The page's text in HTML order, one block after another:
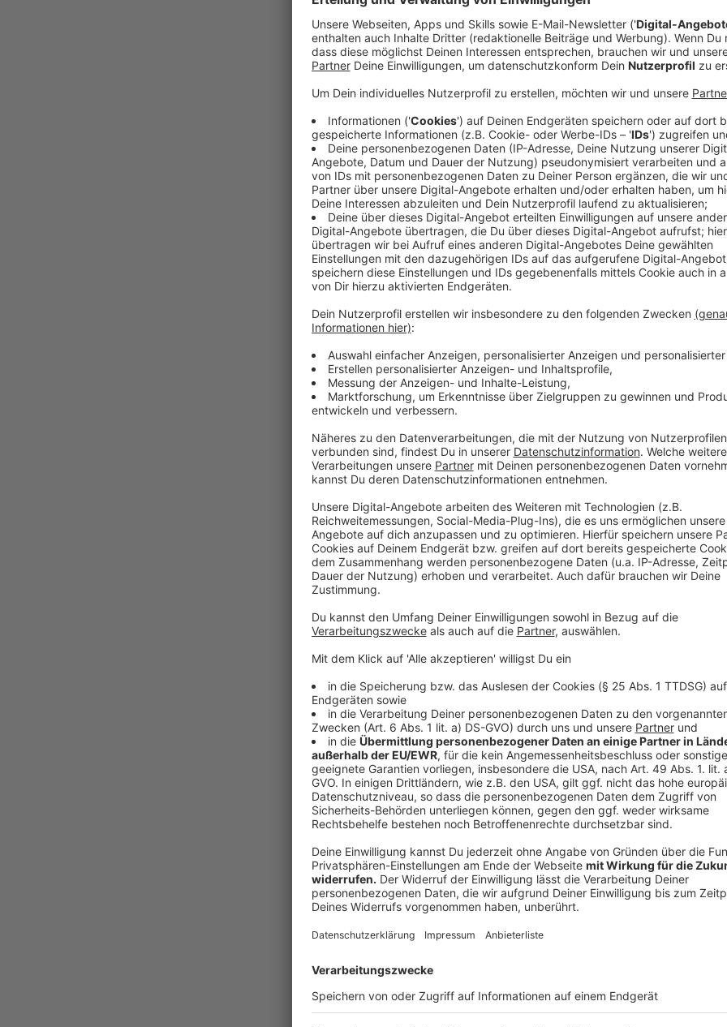
Anzeige
Tag 1 - Fachkräftemangel verstehen
Anzeige
Die Kita bleibt zu, der Zug fällt aus und Du schiebst
steckt oft der Fachkräftemangel. Das Handwerk,
alle Branchen sind betroffen. Woher kommt der
Matthias Pöpping von der Arbeitsagentur im
Arbeitnehmende in Rente gehen und der
Arbeitsagentur aktuell mehr als 3.000 offene
Anzeige
Matthias Pöpping von der Arbeitsagentur
Anzeige
Eine mögliche Lösung: Wer einen zu geringen
es bei der Arbeitsagentur einige Angebote. Eine
gezielt ausländische Fachkräfte ins Land oder
weiter, die jetzt schon in die Region gekommen
sich in den nächsten Jahren noch verstärken.
Anzeige
Matthias Pöpping von der Arbeitsagentur
Anzeige
Tag 2 - Auswirkungen auf lokale
Anzeige
Die Firma Gerhardi in Ibbenbüren stellt
her. Nach eigenen Angaben gehört das
Entwicklern in Europa. Auch bei Gerhardi sind
sind es aktuell 20, sagt Sebastian Koordt,